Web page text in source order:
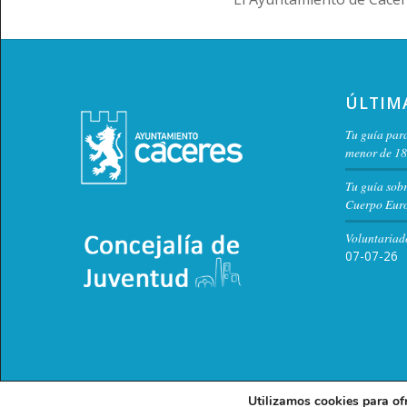
Tu guía
menor de
Tu guía
Cuerpo
07-07-26
Utilizamos cookies para